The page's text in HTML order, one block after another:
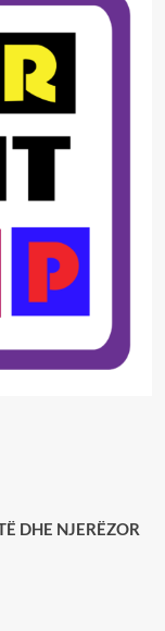
DHE NJERËZOR